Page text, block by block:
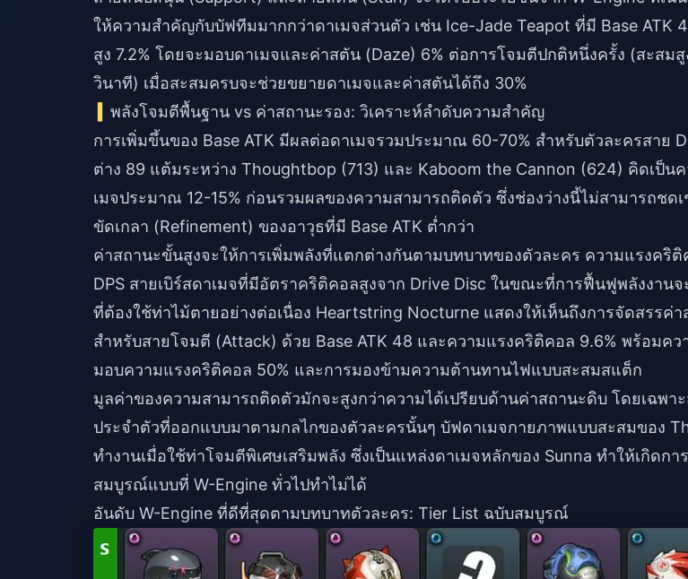
ให้ความสำคัญกับบัฟทีมมากกว่าดาเมจส่วนตัว เช่น Ice-Jade Teapot ที่มี Base ATK
สูง 7.2% โดยจะมอบดาเมจและค่าสตัน (Daze) 6% ต่อการโจมตีปกติหนึ่งครั้ง (สะสม
วินาที) เมื่อสะสมครบจะช่วยขยายดาเมจและค่าสตันได้ถึง 30%
พลังโจมตีพื้นฐาน vs ค่าสถานะรอง: วิเคราะห์ลำดับความสำคัญ
การเพิ่มขึ้นของ Base ATK มีผลต่อดาเมจรวมประมาณ 60-70% สำหรับตัวละครสาย
ต่าง 89 แต้มระหว่าง Thoughtbop (713) และ Kaboom the Cannon (624) คิดเป็น
เมจประมาณ 12-15% ก่อนรวมผลของความสามารถติดตัว ซึ่งช่องว่างนี้ไม่สามารถชด
ขัดเกลา (Refinement) ของอาวุธที่มี Base ATK ต่ำกว่า
ค่าสถานะขั้นสูงจะให้การเพิ่มพลังที่แตกต่างกันตามบทบาทของตัวละคร ความแรงคริ
DPS สายเบิร์สดาเมจที่มีอัตราคริติคอลสูงจาก Drive Disc ในขณะที่การฟื้นฟูพลังงานจ
ที่ต้องใช้ท่าไม้ตายอย่างต่อเนื่อง Heartstring Nocturne แสดงให้เห็นถึงการจัดสรรค่า
สำหรับสายโจมตี (Attack) ด้วย Base ATK 48 และความแรงคริติคอล 9.6% พร้อมค
มอบความแรงคริติคอล 50% และการมองข้ามความต้านทานไฟแบบสะสมสแต็ก
มูลค่าของความสามารถติดตัวมักจะสูงกว่าความได้เปรียบด้านค่าสถานะดิบ โดยเฉพา
ประจำตัวที่ออกแบบมาตามกลไกของตัวละครนั้นๆ บัฟดาเมจกายภาพแบบสะสมของ
ทำงานเมื่อใช้ท่าโจมตีพิเศษเสริมพลัง ซึ่งเป็นแหล่งดาเมจหลักของ Sunna ทำให้เกิดกา
สมบูรณ์แบบที่ W-Engine ทั่วไปทำไม่ได้
อันดับ W-Engine ที่ดีที่สุดตามบทบาทตัวละคร: Tier List ฉบับสมบูรณ์